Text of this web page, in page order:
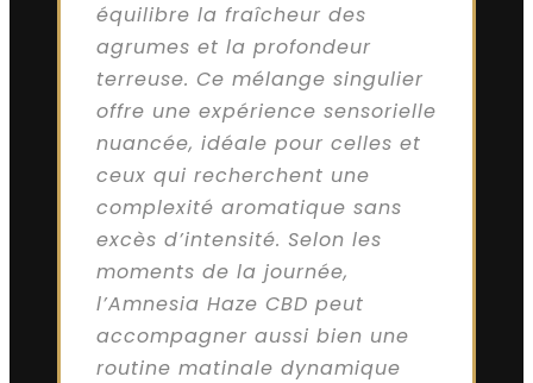
équilibre la fraîcheur des
agrumes et la profondeur
terreuse. Ce mélange singulier
offre une expérience sensorielle
nuancée, idéale pour celles et
ceux qui recherchent une
complexité aromatique sans
excès d’intensité. Selon les
moments de la journée,
l’Amnesia Haze CBD peut
accompagner aussi bien une
routine matinale dynamique